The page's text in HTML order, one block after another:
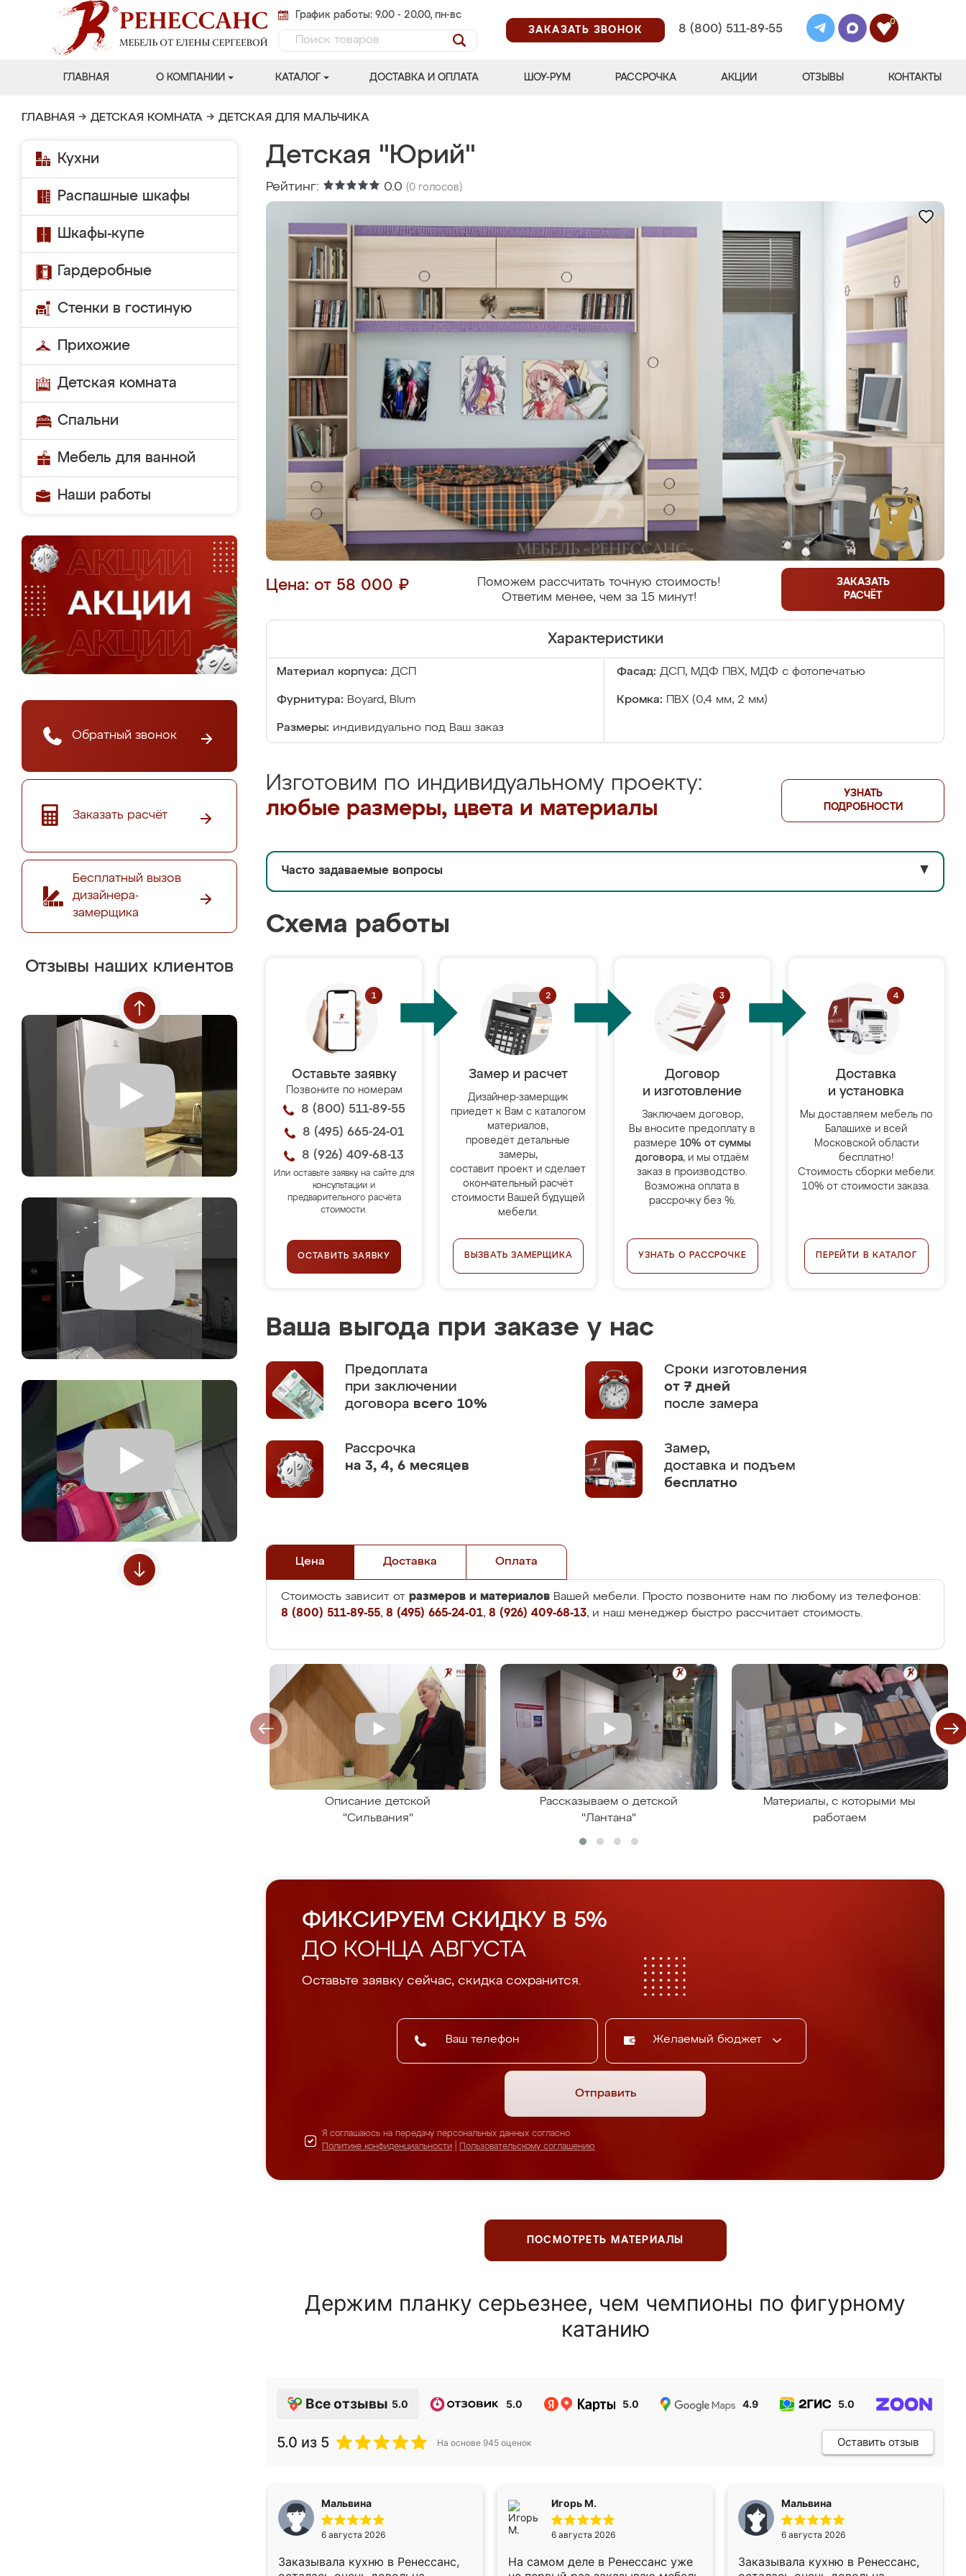
График работы: 9.00 - 20.00, пн-вс
ЗАКАЗАТЬ ЗВОНОК
8 (800) 511-89-55
0
ГЛАВНАЯ О КОМПАНИИ КАТАЛОГ ДОСТАВКА И ОПЛАТА ШОУ-РУМ РАССРОЧКА АКЦИИ ОТЗЫВЫ КОНТАКТЫ
ГЛАВНАЯ → ДЕТСКАЯ КОМНАТА → ДЕТСКАЯ ДЛЯ МАЛЬЧИКА
Кухни
Распашные шкафы
Шкафы-купе
Гардеробные
Стенки в гостиную
Прихожие
Детская комната
Спальни
Мебель для ванной
Наши работы
Обратный звонок
Заказать расчёт
Бесплатный вызов
дизайнера-
замерщика
Отзывы наших клиентов
Детская "Юрий"
Рейтинг: 0.0 (0 голосов)
Цена: от 58 000 ₽
Поможем рассчитать точную стоимость!
Ответим менее, чем за 15 минут!
ЗАКАЗАТЬ
РАСЧЁТ
Характеристики
Материал корпуса: ДСП Фасад: ДСП, МДФ ПВХ, МДФ с фотопечатью
Фурнитура: Boyard, Blum Кромка: ПВХ (0,4 мм, 2 мм)
Размеры: индивидуально под Ваш заказ
Изготовим по индивидуальному проекту:
любые размеры, цвета и материалы
УЗНАТЬ
ПОДРОБНОСТИ
Часто задаваемые вопросы ▼
Схема работы
Оставьте заявку
Позвоните по номерам
8 (800) 511-89-55
8 (495) 665-24-01
8 (926) 409-68-13
Или оставьте заявку на сайте для
консультации и
предварительного расчёта
стоимости.
ОСТАВИТЬ ЗАЯВКУ
Замер и расчет
Дизайнер-замерщик
приедет к Вам с каталогом
материалов,
проведёт детальные
замеры,
составит проект и сделает
окончательный расчёт
стоимости Вашей будущей
мебели.
ВЫЗВАТЬ ЗАМЕРЩИКА
Договор
и изготовление
Заключаем договор,
Вы вносите предоплату в
размере 10% от суммы
договора, и мы отдаём
заказ в производство.
Возможна оплата в
рассрочку без %.
УЗНАТЬ О РАССРОЧКЕ
Доставка
и установка
Мы доставляем мебель по
Балашихе и всей
Московской области
бесплатно!
Стоимость сборки мебели:
10% от стоимости заказа.
ПЕРЕЙТИ В КАТАЛОГ
Ваша выгода при заказе у нас
Предоплата
при заключении
договора всего 10%
Сроки изготовления
от 7 дней
после замера
Рассрочка
на 3, 4, 6 месяцев
Замер,
доставка и подъем
бесплатно
Цена Доставка Оплата
Стоимость зависит от размеров и материалов Вашей мебели. Просто позвоните нам по любому из телефонов:
8 (800) 511-89-55, 8 (495) 665-24-01, 8 (926) 409-68-13, и наш менеджер быстро рассчитает стоимость.
Описание детской
"Сильвания"
Рассказываем о детской
"Лантана"
Материалы, с которыми мы
работаем
ФИКСИРУЕМ СКИДКУ В 5%
ДО КОНЦА АВГУСТА
Оставьте заявку сейчас, скидка сохранится.
Желаемый бюджет
Отправить
Я соглашаюсь на передачу персональных данных согласно
Политике конфиденциальности
Пользовательскому соглашению
ПОСМОТРЕТЬ МАТЕРИАЛЫ
Держим планку серьезнее, чем чемпионы по фигурному
катанию
Все отзывы 5.0 5.0 5.0 4.9 5.0
5.0 из 5 На основе 945 оценок Оставить отзыв
Мальвина
6 августа 2026
Заказывала кухню в Ренессанс,
Игорь М.
6 августа 2026
На самом деле в Ренессанс уже
Мальвина
6 августа 2026
Заказывала кухню в Ренессанс,